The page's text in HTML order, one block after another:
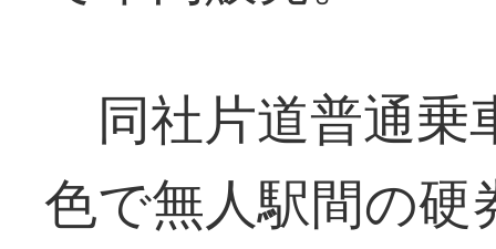
同社片道普通乗
色で無人駅間の